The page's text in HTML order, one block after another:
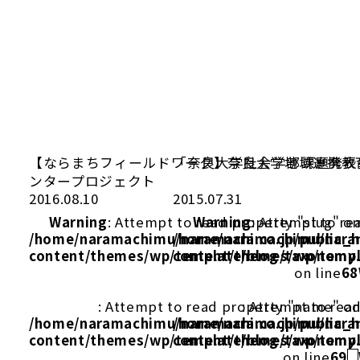
【ならまちフィールドワーク】奈良大学地域連携
ンタープロジェクト
2016.08.10
Warning: Attempt to read property "slug"
/home/naramachimu/naramachi.co.jp/
content/themes/wp/template/blog/
on line68
: Attempt to read property "name"
/home/naramachimu/naramachi.co.jp/
content/themes/wp/template/blog/
「奈良大学社会学部課題発
2015.07.31
Warning: Attempt to
/home/naramachimu/
content/themes/wp/
: Attempt to
/home/naramachimu/
content/themes/wp/